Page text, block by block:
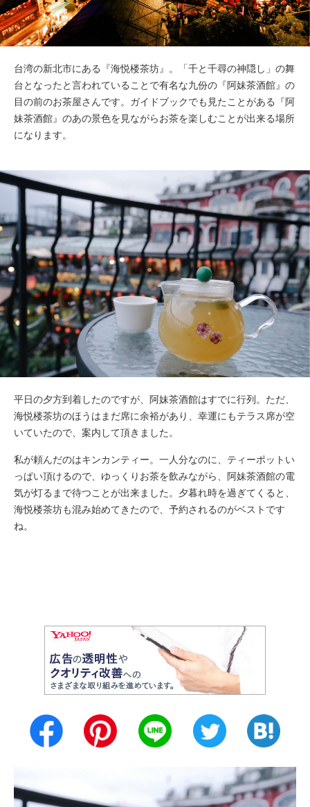
台湾の新北市にある『海悦楼茶坊』。「千と千尋の神隠し」の舞
台となったと言われていることで有名な九份の『阿妹茶酒館』の
目の前のお茶屋さんです。ガイドブックでも見たことがある『阿
妹茶酒館』のあの景色を見ながらお茶を楽しむことが出来る場所
になります。
平日の夕方到着したのですが、阿妹茶酒館はすでに行列。ただ、
海悦楼茶坊のほうはまだ席に余裕があり、幸運にもテラス席が空
いていたので、案内して頂きました。
私が頼んだのはキンカンティー。一人分なのに、ティーポットい
っぱい頂けるので、ゆっくりお茶を飲みながら、阿妹茶酒館の電
気が灯るまで待つことが出来ました。夕暮れ時を過ぎてくると、
海悦楼茶坊も混み始めてきたので、予約されるのがベストです
ね。